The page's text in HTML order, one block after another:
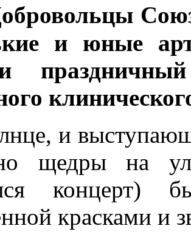
и юные
и
щедры на
концерт)
красками и